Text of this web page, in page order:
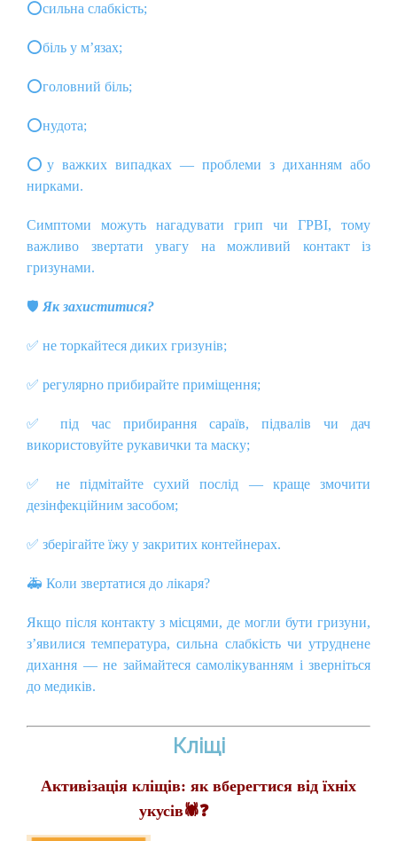
⭕сильна слабкість;
⭕біль у м’язах;
⭕головний біль;
⭕нудота;
⭕ у важких випадках — проблеми з диханням або
нирками.
Симптоми можуть нагадувати грип чи ГРВІ, тому
важливо звертати увагу на можливий контакт із
гризунами.
🛡️ Як захиститися?
✅ не торкайтеся диких гризунів;
✅ регулярно прибирайте приміщення;
✅ під час прибирання сараїв, підвалів чи дач
використовуйте рукавички та маску;
✅ не підмітайте сухий послід — краще змочити
дезінфекційним засобом;
✅ зберігайте їжу у закритих контейнерах.
🚑 Коли звертатися до лікаря?
Якщо після контакту з місцями, де могли бути гризуни,
з’явилися температура, сильна слабкість чи утруднене
дихання — не займайтеся самолікуванням і зверніться
до медиків.
Кліщі
Активізація кліщів: як вберегтися від їхніх
укусів🕷️❓